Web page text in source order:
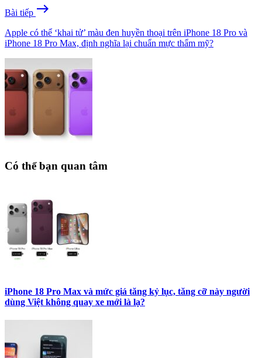
Bài tiếp east
Apple có thể ‘khai tử’ màu đen huyền thoại trên iPhone 18 Pro và
iPhone 18 Pro Max, định nghĩa lại chuẩn mực thẩm mỹ?
Có thể bạn quan tâm
iPhone 18 Pro Max và mức giá tăng kỷ lục, tăng cỡ này người
dùng Việt không quay xe mới là lạ?